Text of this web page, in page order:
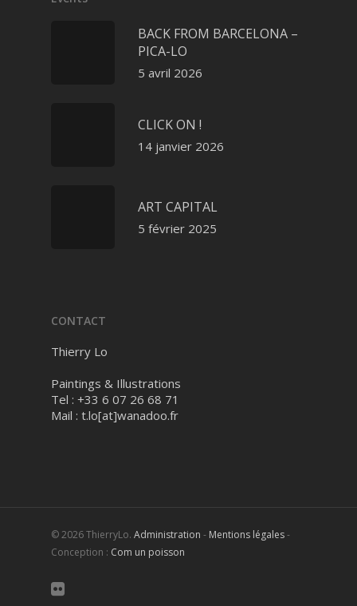
BACK FROM BARCELONA –
PICA-LO
5 avril 2026
CLICK ON !
14 janvier 2026
ART CAPITAL
5 février 2025
CONTACT
Thierry Lo
Paintings & Illustrations
Tel : +33 6 07 26 68 71
Mail : t.lo[at]wanadoo.fr
© 2026 ThierryLo. Administration - Mentions légales-
Conception : Com un poisson